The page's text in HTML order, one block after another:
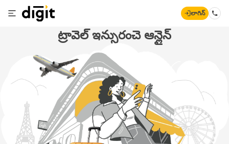
లాగిన్
ట్రావెల్ ఇన్సురంచె ఆన్లైన్